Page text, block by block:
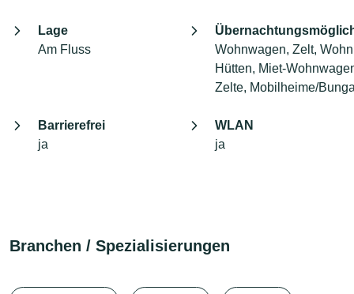
Lage
Am Fluss
Wohnwagen, Zelt,
Hütten, Miet-
Zelte, Mobilheime/
Barrierefrei
ja
WLAN
ja
Branchen / Spezialisierungen